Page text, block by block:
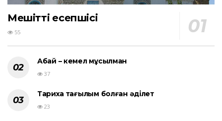
Мешіттің есепшісі
55
Абай – кемел мұсылман
37
Тарихқа тағылым болған әділет
23